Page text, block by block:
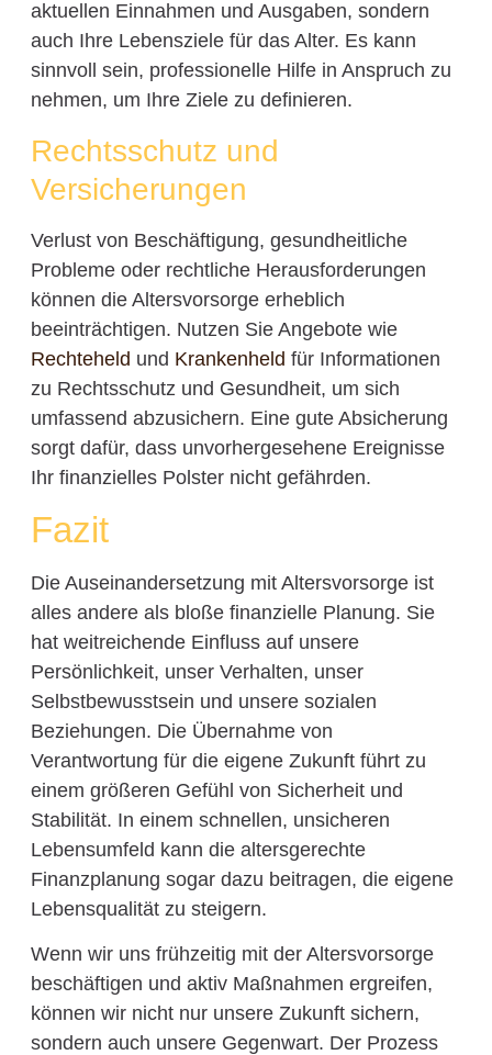
aktuellen Einnahmen und Ausgaben, sondern
auch Ihre Lebensziele für das Alter. Es kann
sinnvoll sein, professionelle Hilfe in Anspruch zu
nehmen, um Ihre Ziele zu definieren.
Rechtsschutz und
Versicherungen
Verlust von Beschäftigung, gesundheitliche
Probleme oder rechtliche Herausforderungen
können die Altersvorsorge erheblich
beeinträchtigen. Nutzen Sie Angebote wie
Rechteheld und Krankenheld für Informationen
zu Rechtsschutz und Gesundheit, um sich
umfassend abzusichern. Eine gute Absicherung
sorgt dafür, dass unvorhergesehene Ereignisse
Ihr finanzielles Polster nicht gefährden.
Fazit
Die Auseinandersetzung mit Altersvorsorge ist
alles andere als bloße finanzielle Planung. Sie
hat weitreichende Einfluss auf unsere
Persönlichkeit, unser Verhalten, unser
Selbstbewusstsein und unsere sozialen
Beziehungen. Die Übernahme von
Verantwortung für die eigene Zukunft führt zu
einem größeren Gefühl von Sicherheit und
Stabilität. In einem schnellen, unsicheren
Lebensumfeld kann die altersgerechte
Finanzplanung sogar dazu beitragen, die eigene
Lebensqualität zu steigern.
Wenn wir uns frühzeitig mit der Altersvorsorge
beschäftigen und aktiv Maßnahmen ergreifen,
können wir nicht nur unsere Zukunft sichern,
sondern auch unsere Gegenwart. Der Prozess